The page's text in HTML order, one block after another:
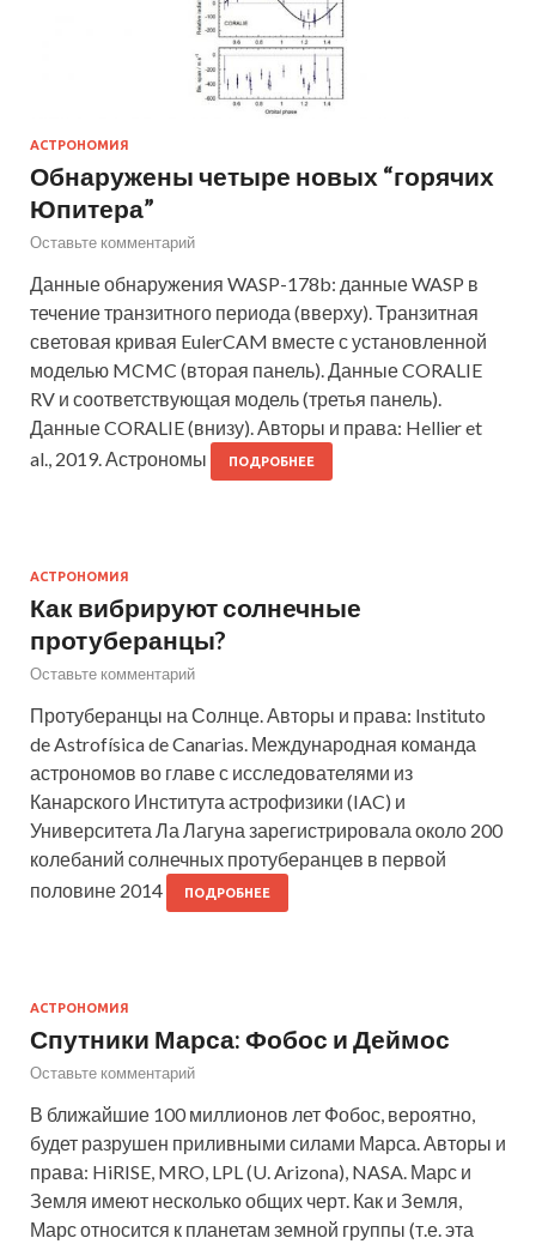
АСТРОНОМИЯ
Обнаружены четыре новых “горячих
Юпитера”
Оставьте комментарий
Данные обнаружения WASP-178b: данные WASP в
течение транзитного периода (вверху). Транзитная
световая кривая EulerCAM вместе с установленной
моделью MCMC (вторая панель). Данные CORALIE
RV и соответствующая модель (третья панель).
Данные CORALIE (внизу). Авторы и права: Hellier et
al., 2019. Астрономы
ПОДРОБНЕЕ
АСТРОНОМИЯ
Как вибрируют солнечные
протуберанцы?
Оставьте комментарий
Протуберанцы на Солнце. Авторы и права: Instituto
de Astrofísica de Canarias. Международная команда
астрономов во главе с исследователями из
Канарского Института астрофизики (IAC) и
Университета Ла Лагуна зарегистрировала около 200
колебаний солнечных протуберанцев в первой
половине 2014
ПОДРОБНЕЕ
АСТРОНОМИЯ
Спутники Марса: Фобос и Деймос
Оставьте комментарий
В ближайшие 100 миллионов лет Фобос, вероятно,
будет разрушен приливными силами Марса. Авторы и
права: HiRISE, MRO, LPL (U. Arizona), NASA. Марс и
Земля имеют несколько общих черт. Как и Земля,
Марс относится к планетам земной группы (т.е. эта